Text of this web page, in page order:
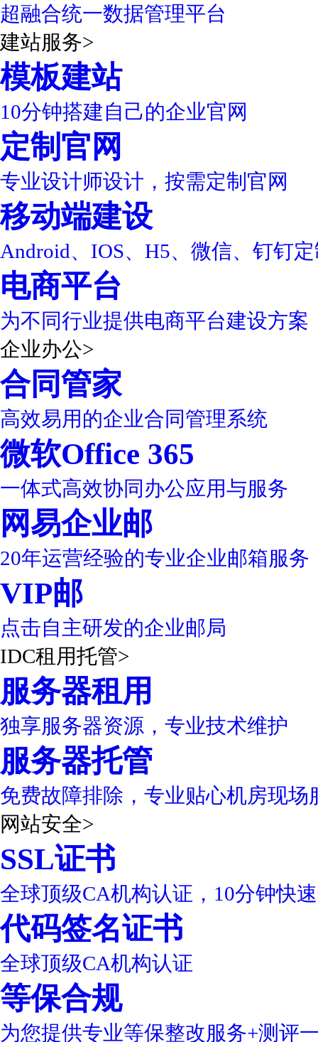
超融合统一数据管理平台
建站服务>
模板建站
10分钟搭建自己的企业官网
定制官网
专业设计师设计，按需定制官网
移动端建设
Android、IOS、H5、微信、钉钉
电商平台
为不同行业提供电商平台建设方案
企业办公>
合同管家
高效易用的企业合同管理系统
微软Office 365
一体式高效协同办公应用与服务
网易企业邮
20年运营经验的专业企业邮箱服务
VIP邮
点击自主研发的企业邮局
IDC租用托管>
服务器租用
独享服务器资源，专业技术维护
服务器托管
免费故障排除，专业贴心机房现场
网站安全>
SSL证书
全球顶级CA机构认证，10分钟快
代码签名证书
全球顶级CA机构认证
等保合规
为您提供专业等保整改服务+测评